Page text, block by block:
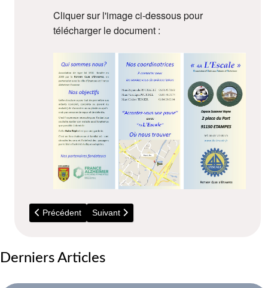
Cliquer sur l'image ci-dessous pour
télécharger le document :
Article précédent : Site gouvernemental pour les personnes
Précédent Article suivant : CLIC - Centre Local
Suivant
Derniers Articles